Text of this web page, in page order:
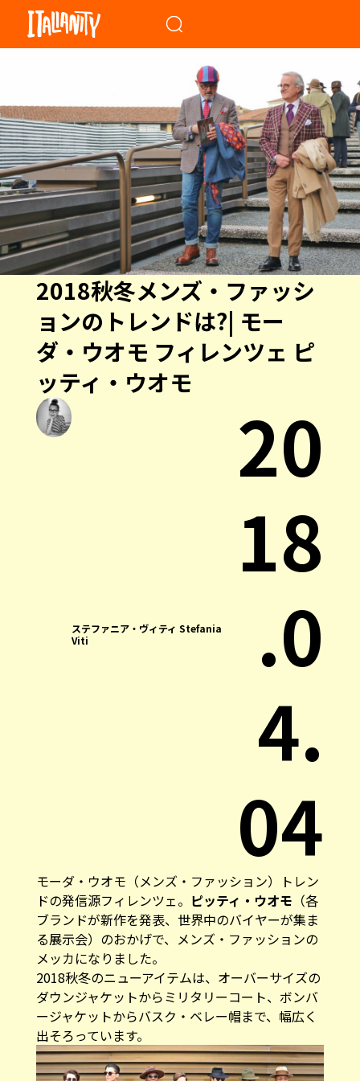
2018秋冬メンズ・ファッシ
ョンのトレンドは?| モー
ダ・ウオモ フィレンツェ ピ
ッティ・ウオモ
ステファニア・ヴィティ Stefania
Viti
20
18
.0
4.
04
モーダ・ウオモ（メンズ・ファッション）トレン
ドの発信源フィレンツェ。 ピッティ・ウオモ （各
ブランドが新作を発表、世界中のバイヤーが集ま
る展示会）のおかげで、メンズ・ファッションの
メッカになりました。
2018秋冬のニューアイテムは、オーバーサイズの
ダウンジャケットからミリタリーコート、ボンバ
ージャケットからバスク・ベレー帽まで、幅広く
出そろっています。